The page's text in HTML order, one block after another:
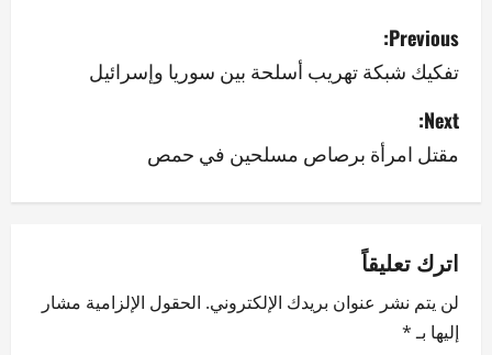
P
o
s
t
n
a
v
Previous:
تفكيك شبكة تهريب أسلحة بين سوريا وإسرائيل
Next:
مقتل امرأة برصاص مسلحين في حمص
اترك تعليقاً
لن يتم نشر عنوان بريدك الإلكتروني. الحقول الإلزامية مشار
إليها بـ*